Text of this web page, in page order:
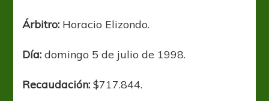
Árbitro: Horacio Elizondo.
Día: domingo 5 de julio de 1998.
Recaudación: $717.844.